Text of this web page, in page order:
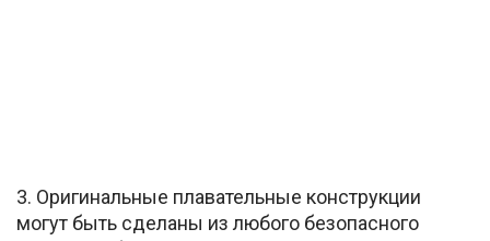
3. Оригинальные плавательные конструкции
могут быть сделаны из любого безопасного